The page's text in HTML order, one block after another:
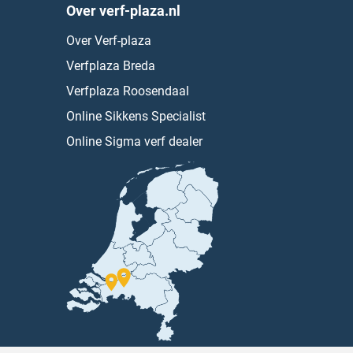
Over verf-plaza.nl
Over Verf-plaza
Verfplaza Breda
Verfplaza Roosendaal
Online Sikkens Specialist
Online Sigma verf dealer